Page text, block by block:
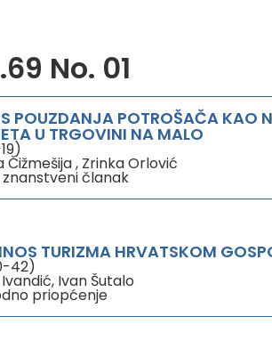
No. 01
POUZDANJA POTROŠAČA KAO
U TRGOVINI NA MALO
Čižmešija , Zrinka Orlović
znanstveni članak
TURIZMA HRVATSKOM
42)
Ivan Šutalo
priopćenje